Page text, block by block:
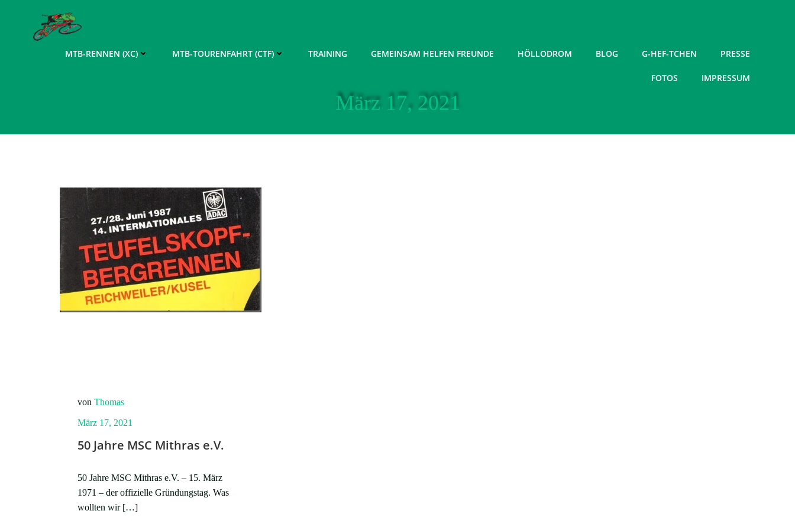
MTB-RENNEN (XC) MTB-TOURENFAHRT (CTF) TRAINING GEMEINSAM HELFEN FREUNDE HÖLLODROM BLOG G-HEF-TCHEN PRESSE
FOTOS IMPRESSUM
März 17, 2021
von Thomas
März 17, 2021
50 Jahre MSC Mithras e.V.
50 Jahre MSC Mithras e.V. – 15. März
1971 – der offizielle Gründungstag. Was
wollten wir […]